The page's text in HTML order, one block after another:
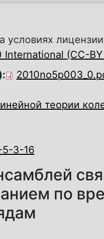
условиях лицензии
(CC-
теории
5-3-16
по